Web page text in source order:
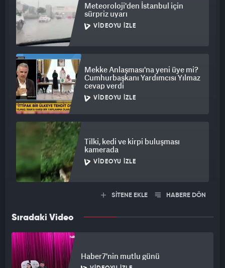
Meteoroloji'den İstanbul için
sürpriz uyarı
VIDEOYU İZLE
Mekke Anlaşması'na yeni üye mi?
Cumhurbaşkanı Yardımcısı Yılmaz
cevap verdi
VIDEOYU İZLE
Tilki, kedi ve kirpi buluşması
kamerada
VIDEOYU İZLE
SİTENE EKLE HABERE DÖN
Sıradaki Video
Haber7'nin mutlu günü